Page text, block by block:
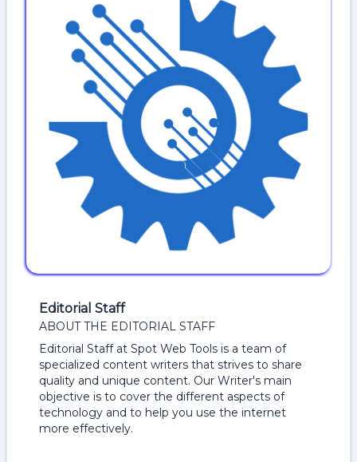
Editorial Staff
ABOUT THE EDITORIAL STAFF
Editorial Staff at Spot Web Tools is a team of
specialized content writers that strives to share
quality and unique content. Our Writer's main
objective is to cover the different aspects of
technology and to help you use the internet
more effectively.